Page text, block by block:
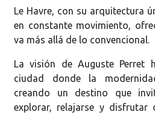
Le Havre, con su arquitectura
en constante movimiento,
va más allá de lo convencional.
La visión de Auguste Perret
ciudad donde la
creando un destino que
explorar, relajarse y disfrutar